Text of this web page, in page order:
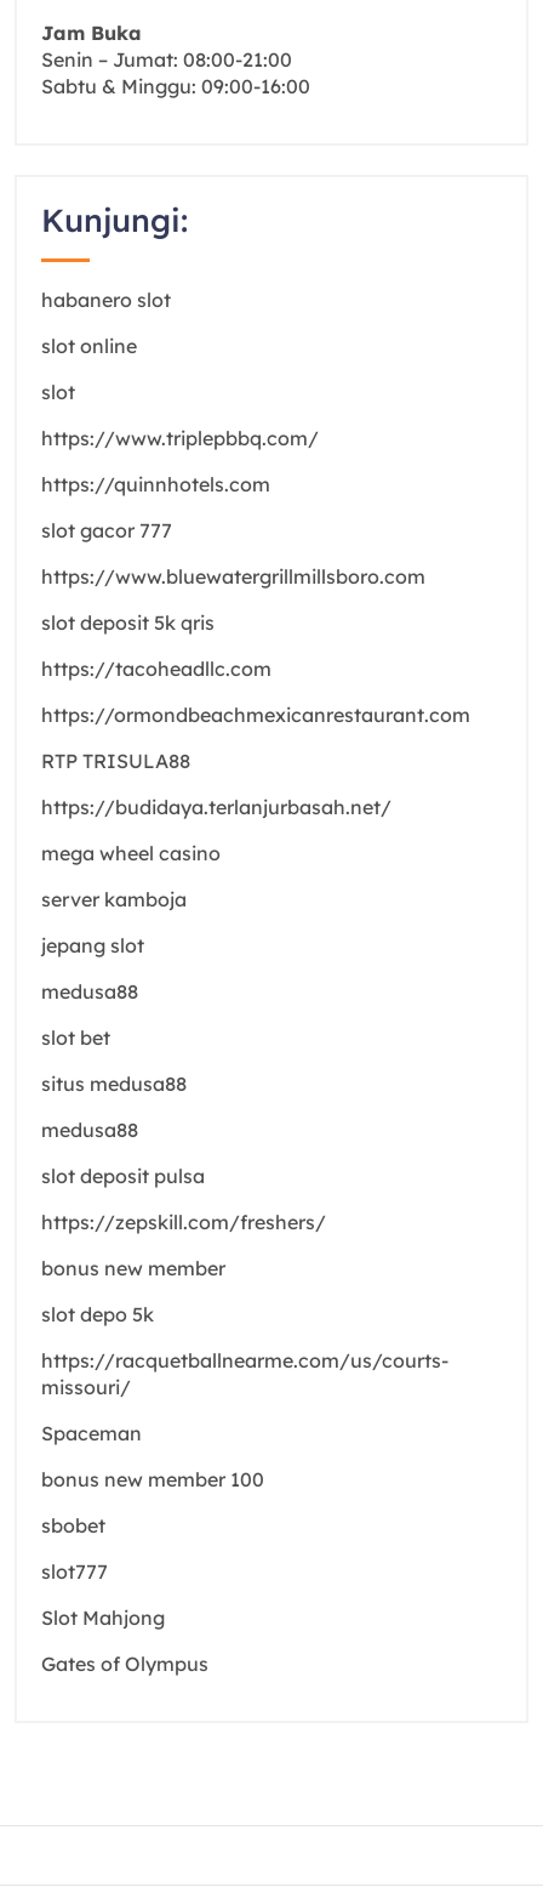
Jam Buka
Senin – Jumat: 08:00-21:00
Sabtu & Minggu: 09:00-16:00
Kunjungi:
habanero slot
slot online
slot
https://www.triplepbbq.com/
https://quinnhotels.com
slot gacor 777
https://www.bluewatergrillmillsboro.com
slot deposit 5k qris
https://tacoheadllc.com
https://ormondbeachmexicanrestaurant.com
RTP TRISULA88
https://budidaya.terlanjurbasah.net/
mega wheel casino
server kamboja
jepang slot
medusa88
slot bet
situs medusa88
medusa88
slot deposit pulsa
https://zepskill.com/freshers/
bonus new member
slot depo 5k
https://racquetballnearme.com/us/courts-
missouri/
Spaceman
bonus new member 100
sbobet
slot777
Slot Mahjong
Gates of Olympus